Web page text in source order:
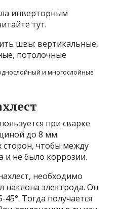
инверторным
тут.
и многослойные
при сварке
до 8 мм.
сторон, чтобы между
и не было коррозии.
необходимо
наклона электрода. Он
Тогда получается